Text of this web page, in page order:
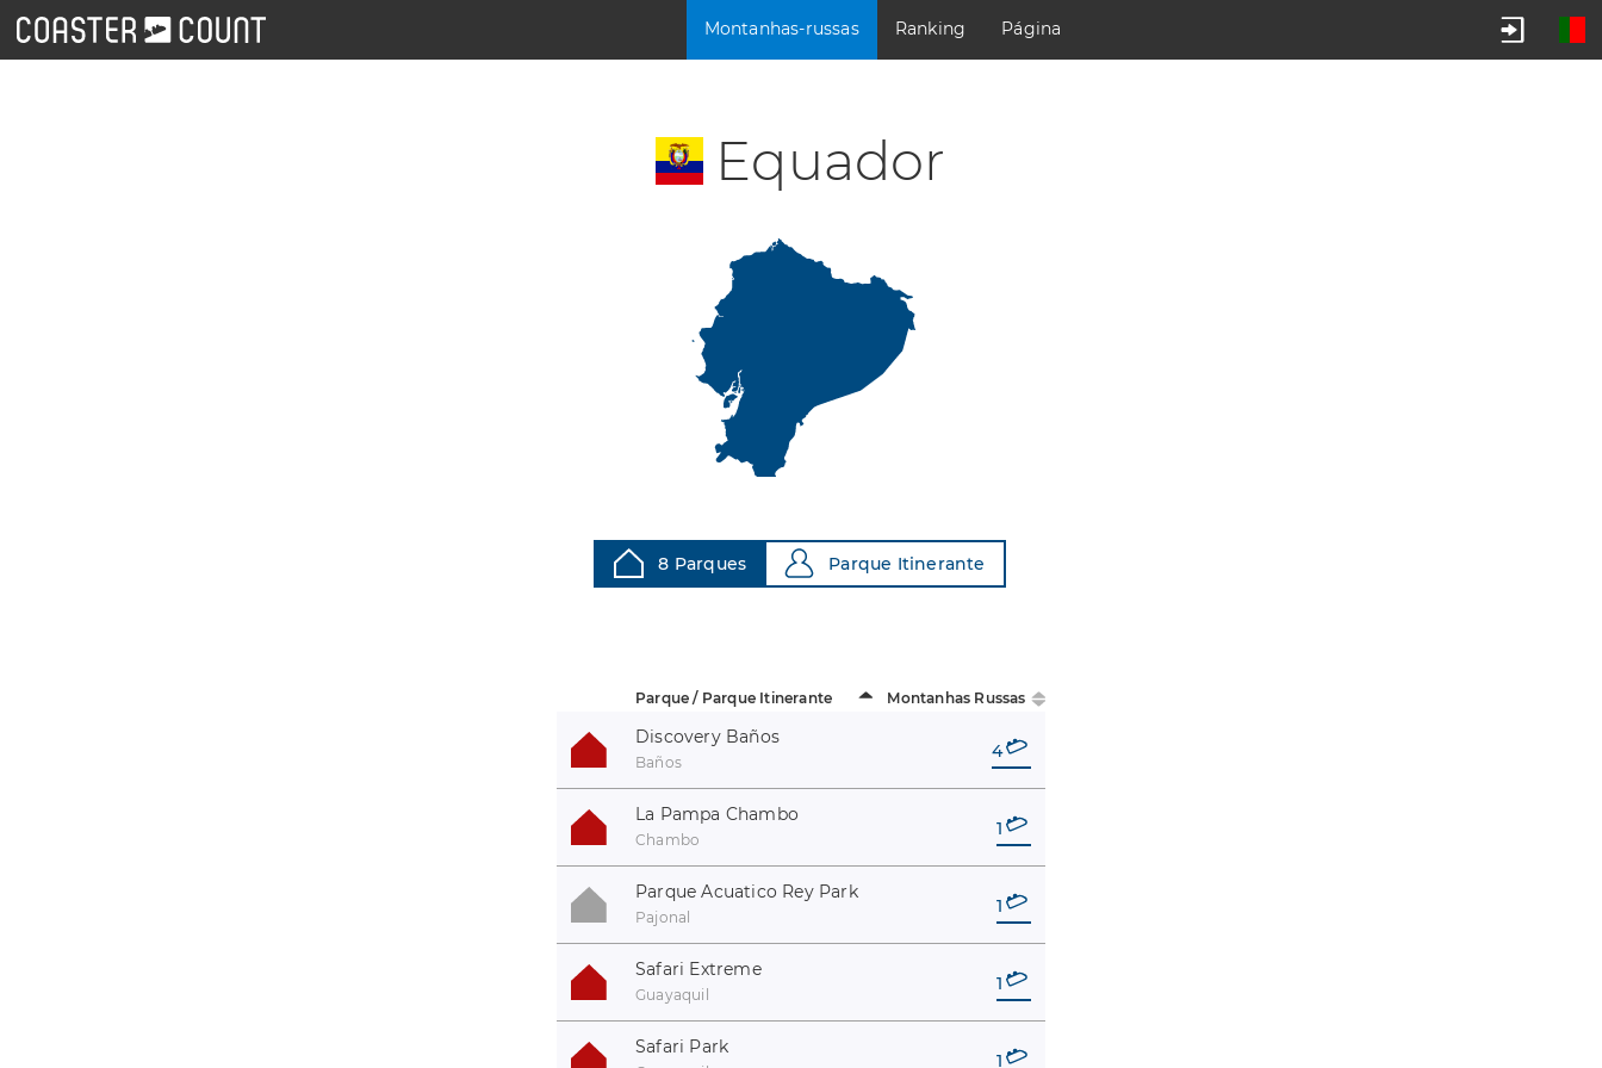
Montanhas-russas Ranking Página
Equador
8 Parques Parque Itinerante
Parque / Parque Itinerante Montanhas Russas
Discovery Baños
Baños
4
La Pampa Chambo
Chambo
1
Parque Acuatico Rey Park
Pajonal
1
Safari Extreme
Guayaquil
1
Safari Park
1